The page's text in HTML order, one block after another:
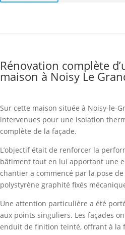
Rénovation complète
maison à Noisy Le
Sur cette maison située à Noisy-le-
intervenues pour une isolation
complète de la façade.
L’objectif était de renforcer la
bâtiment tout en lui apportant une
chantier a commencé par la pose
polystyrène graphité fixés
Une attention particulière a été
aux points singuliers. Les façades
enduit de finition teinté, offrant à la